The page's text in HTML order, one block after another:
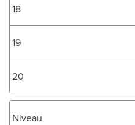
18
19
20
Niveau